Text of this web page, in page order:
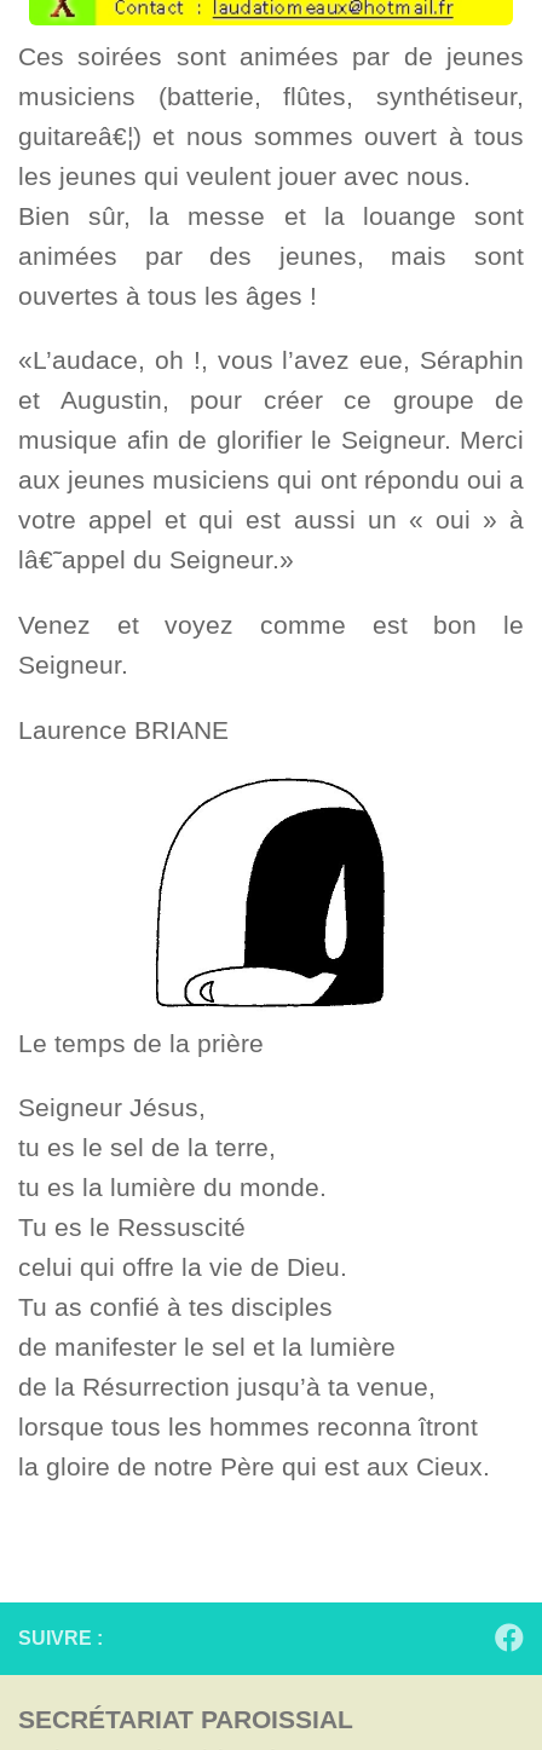
Ces soirées sont animées par de jeunes
musiciens (batterie, flûtes, synthétiseur,
guitareâ€¦) et nous sommes ouvert à tous
les jeunes qui veulent jouer avec nous.
Bien sûr, la messe et la louange sont
animées par des jeunes, mais sont
ouvertes à tous les âges !
«L’audace, oh !, vous l’avez eue, Séraphin
et Augustin, pour créer ce groupe de
musique afin de glorifier le Seigneur. Merci
aux jeunes musiciens qui ont répondu oui a
votre appel et qui est aussi un « oui » à
lâ€˜appel du Seigneur.»
Venez et voyez comme est bon le
Seigneur.
Laurence BRIANE
Le temps de la prière
Seigneur Jésus,
tu es le sel de la terre,
tu es la lumière du monde.
Tu es le Ressuscité
celui qui offre la vie de Dieu.
Tu as confié à tes disciples
de manifester le sel et la lumière
de la Résurrection jusqu’à ta venue,
lorsque tous les hommes reconna îtront
la gloire de notre Père qui est aux Cieux.
SUIVRE :
SECRÉTARIAT PAROISSIAL